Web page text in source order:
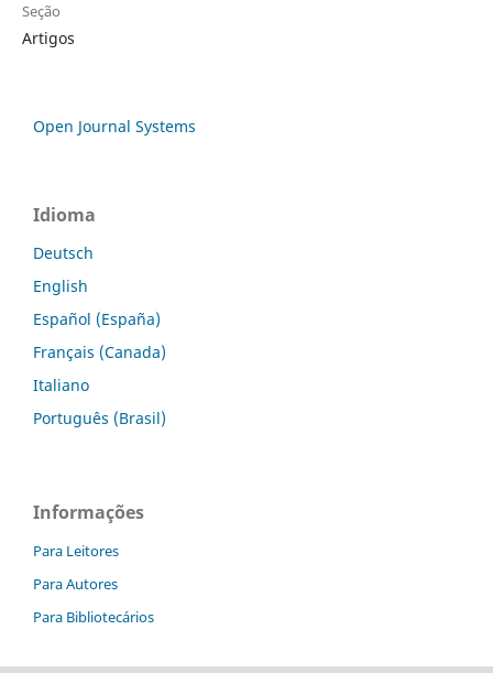
Seção
Artigos
Open Journal Systems
Idioma
Deutsch
English
Español (España)
Français (Canada)
Italiano
Português (Brasil)
Informações
Para Leitores
Para Autores
Para Bibliotecários